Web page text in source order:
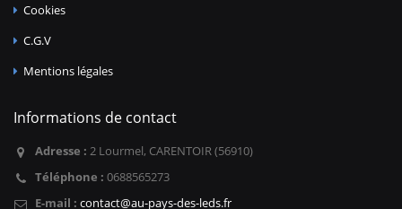
Cookies
C.G.V
Mentions légales
Informations de contact
Adresse : 2 Lourmel, CARENTOIR (56910)
Téléphone : 0688565273
E-mail : contact@au-pays-des-leds.fr